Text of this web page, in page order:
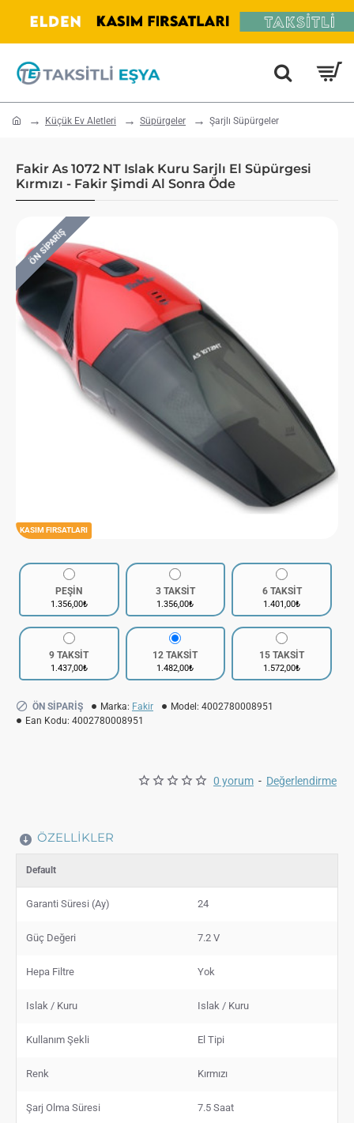
home Küçük Ev Aletleri Süpürgeler Şarjlı Süpürgeler
Fakir As 1072 NT Islak Kuru Sarjlı El Süpürgesi
Kırmızı - Fakir Şimdi Al Sonra Öde
KASIM FIRSATLARI
ÖN SIPARIŞ
0 yorum - Değerlendirme
PEŞİN
1.356,00₺
3 TAKSİT
1.356,00₺
6 TAKSİT
1.401,00₺
9 TAKSİT
1.437,00₺
12 TAKSİT
1.482,00₺
15 TAKSİT
1.572,00₺
ÖN SIPARIŞ Marka: Fakir Model: 4002780008951
Ean Kodu: 4002780008951
ÖZELLIKLER
Default
Garanti Süresi (Ay) 24
Güç Değeri 7.2 V
Hepa Filtre Yok
Islak / Kuru Islak / Kuru
Kullanım Şekli El Tipi
Renk Kırmızı
Şarj Olma Süresi 7.5 Saat